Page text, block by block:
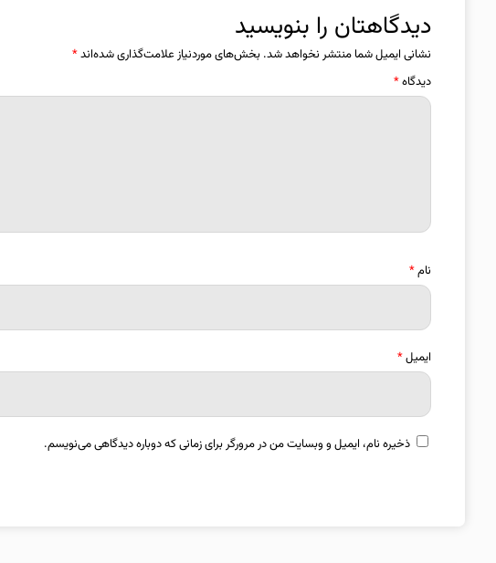
دیدگاهتان را بنویسید
نشانی ایمیل شما منتشر نخواهد شد. بخش‌های موردنیاز علامت‌گذاری شده‌اند*
دیدگاه*
نام*
ایمیل*
ذخیره نام، ایمیل و وبسایت من در مرورگر برای زمانی که دوباره دیدگاهی می‌نویسم.